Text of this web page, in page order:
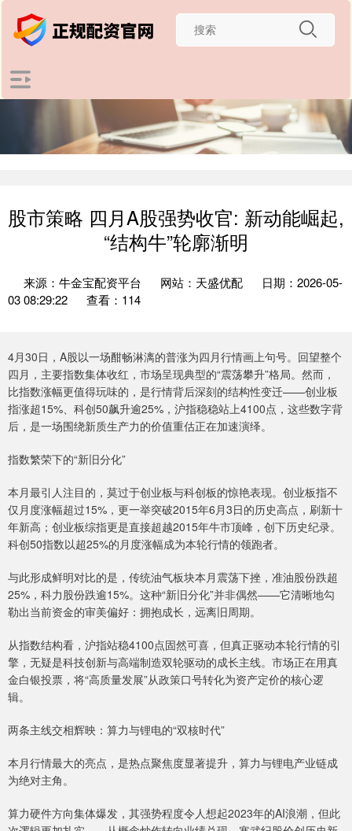
股市策略 四月A股强势收官: 新动能崛起,
“结构牛”轮廓渐明
来源：牛金宝配资平台 网站：天盛优配
日期：2026-05-
03 08:29:22
查看：114
4月30日，A股以一场酣畅淋漓的普涨为四月行情画上句号。回望整个
四月，主要指数集体收红，市场呈现典型的“震荡攀升”格局。然而，
比指数涨幅更值得玩味的，是行情背后深刻的结构性变迁——创业板
指涨超15%、科创50飙升逾25%，沪指稳稳站上4100点，这些数字背
后，是一场围绕新质生产力的价值重估正在加速演绎。
指数繁荣下的“新旧分化”
本月最引人注目的，莫过于创业板与科创板的惊艳表现。创业板指不
仅月度涨幅超过15%，更一举突破2015年6月3日的历史高点，刷新十
年新高；创业板综指更是直接超越2015年牛市顶峰，创下历史纪录。
科创50指数以超25%的月度涨幅成为本轮行情的领跑者。
与此形成鲜明对比的是，传统油气板块本月震荡下挫，准油股份跌超
25%，科力股份跌逾15%。这种“新旧分化”并非偶然——它清晰地勾
勒出当前资金的审美偏好：拥抱成长，远离旧周期。
从指数结构看，沪指站稳4100点固然可喜，但真正驱动本轮行情的引
擎，无疑是科技创新与高端制造双轮驱动的成长主线。市场正在用真
金白银投票，将“高质量发展”从政策口号转化为资产定价的核心逻
辑。
两条主线交相辉映：算力与锂电的“双核时代”
本月行情最大的亮点，是热点聚焦度显著提升，算力与锂电产业链成
为绝对主角。
算力硬件方向集体爆发，其强势程度令人想起2023年的AI浪潮，但此